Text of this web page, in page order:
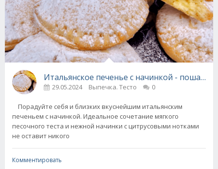
Итальянское печенье с начинкой -
29.05.2024 Выпечка. Тесто 0
Порадуйте себя и близких вкуснейшим итальянским
печеньем с начинкой. Идеальное сочетание мягкого
песочного теста и нежной начинки с цитрусовыми нотками
не оставит никого
Комментировать